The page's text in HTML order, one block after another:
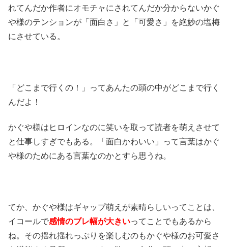
れてんだか作者にオモチャにされてんだか分からないかぐ
や様のテンションが「面白さ」と「可愛さ」を絶妙の塩梅
にさせている。
「どこまで行くの！」ってあんたの頭の中がどこまで行く
んだよ！
かぐや様はヒロインなのに笑いを取って読者を萌えさせて
と仕事しすぎでもある。「面白かわいい」って言葉はかぐ
や様のためにある言葉なのかとすら思うね。
てか、かぐや様はギャップ萌えが素晴らしいってことは、
イコールで感情のブレ幅が大きいってことでもあるから
ね。その揺れ揺れっぷりを楽しむのもかぐや様のお可愛さ